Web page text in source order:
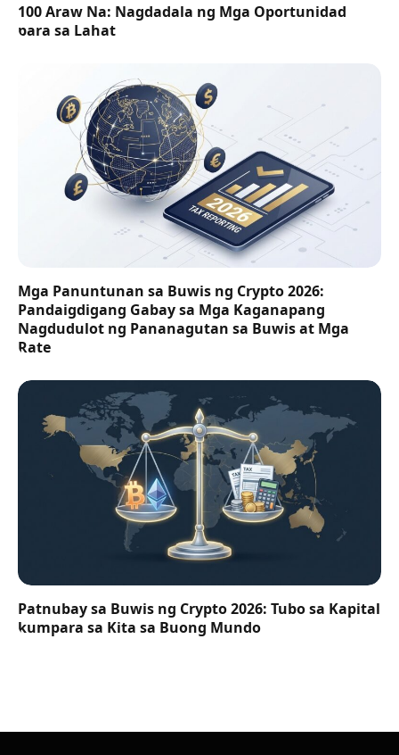
100 Araw Na: Nagdadala ng Mga Oportunidad
para sa Lahat
Mga Panuntunan sa Buwis ng Crypto 2026:
Pandaigdigang Gabay sa Mga Kaganapang
Nagdudulot ng Pananagutan sa Buwis at Mga
Rate
Patnubay sa Buwis ng Crypto 2026: Tubo sa Kapital
kumpara sa Kita sa Buong Mundo